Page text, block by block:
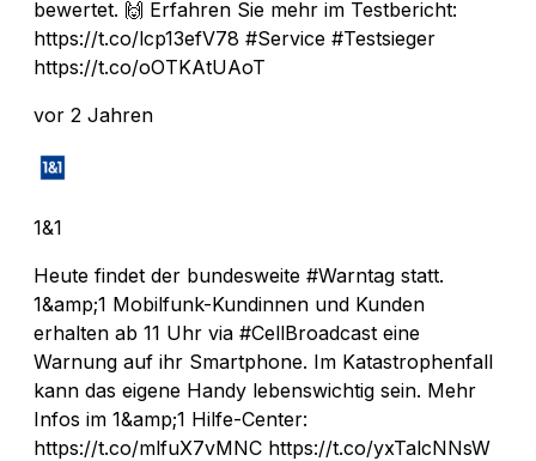
bewertet. 🙌 Erfahren Sie mehr im Testbericht:
https://t.co/lcp13efV78 #Service #Testsieger
https://t.co/oOTKAtUAoT
vor 2 Jahren
1&1
Heute findet der bundesweite #Warntag statt.
1&amp;1 Mobilfunk-Kundinnen und Kunden
erhalten ab 11 Uhr via #CellBroadcast eine
Warnung auf ihr Smartphone. Im Katastrophenfall
kann das eigene Handy lebenswichtig sein. Mehr
Infos im 1&amp;1 Hilfe-Center:
https://t.co/mlfuX7vMNC https://t.co/yxTalcNNsW